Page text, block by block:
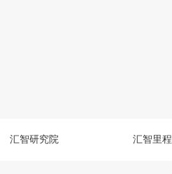
汇智研究院 汇智里程